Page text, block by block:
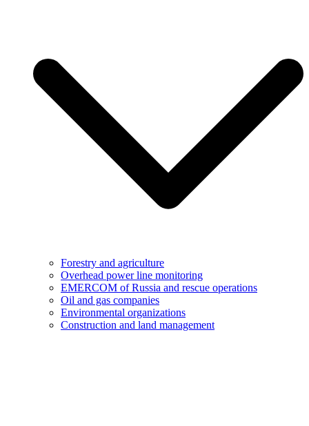
Forestry and agriculture
Overhead power line monitoring
EMERCOM of Russia and rescue operations
Oil and gas companies
Environmental organizations
Construction and land management